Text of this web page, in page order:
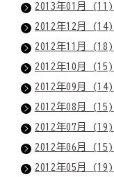
2013年01月 (11)
2012年12月 (14)
2012年11月 (18)
2012年10月 (15)
2012年09月 (14)
2012年08月 (15)
2012年07月 (19)
2012年06月 (15)
2012年05月 (19)